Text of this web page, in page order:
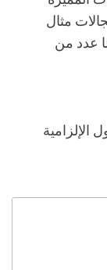
مثال
عدد من
الإلزامية